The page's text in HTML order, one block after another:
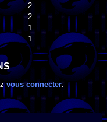
2
2
1
1
vous connecter.